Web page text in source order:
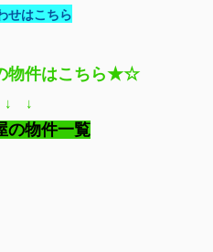
せはこちら
物件はこちら★☆
↓
の物件一覧